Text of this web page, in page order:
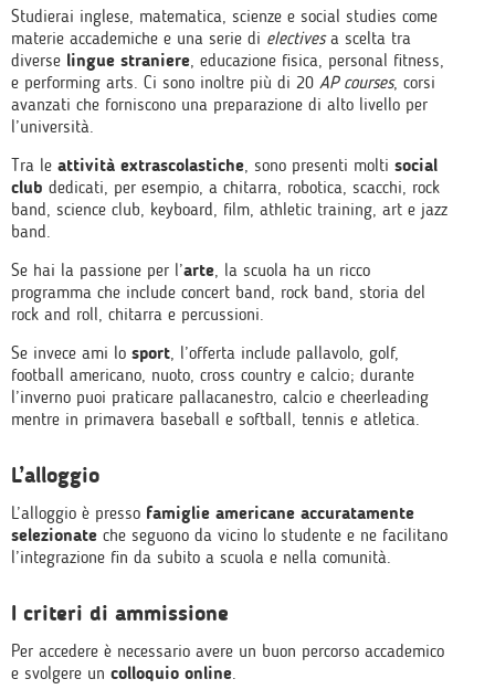
Studierai inglese, matematica, scienze e social studies come
materie accademiche e una serie di electivesa scelta tra
diverse lingue straniere, educazione fisica, personal fitness,
e performing arts. Ci sono inoltre più di 20 AP courses, corsi
avanzati che forniscono una preparazione di alto livello per
l’università.
Tra le attività extrascolastiche, sono presenti molti social
club dedicati, per esempio, a chitarra, robotica, scacchi, rock
band, science club, keyboard, film, athletic training, art e jazz
band.
Se hai la passione per l’arte, la scuola ha un ricco
programma che include concert band, rock band, storia del
rock and roll, chitarra e percussioni.
Se invece ami lo sport, l’offerta include pallavolo, golf,
football americano, nuoto, cross country e calcio; durante
l’inverno puoi praticare pallacanestro, calcio e cheerleading
mentre in primavera baseball e softball, tennis e atletica.
L’alloggio
L’alloggio è presso famiglie americane accuratamente
selezionate che seguono da vicino lo studente e ne facilitano
l’integrazione fin da subito a scuola e nella comunità.
I criteri di ammissione
Per accedere è necessario avere un buon percorso accademico
e svolgere un colloquio online.